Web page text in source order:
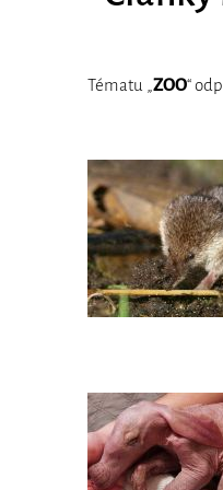
Tématu „ ZOO“